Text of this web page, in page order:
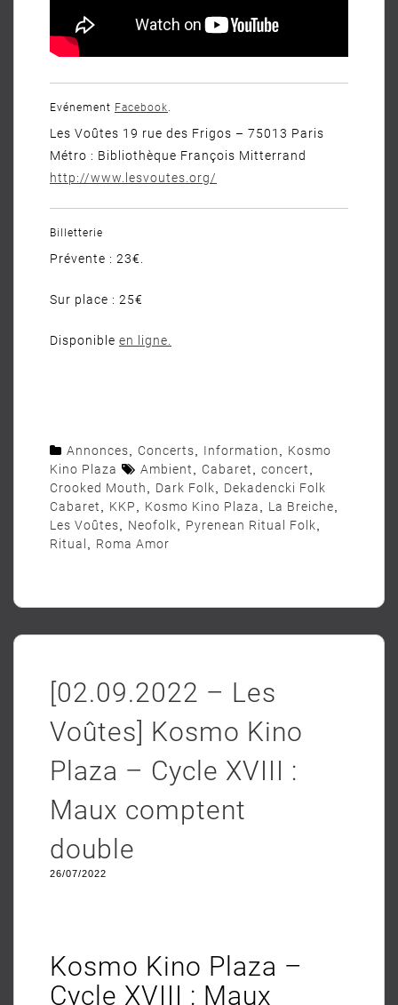
Evénement Facebook.
Les Voûtes 19 rue des Frigos – 75013 Paris
Métro : Bibliothèque François Mitterrand
http://www.lesvoutes.org/
Billetterie
Prévente : 23€.
Sur place : 25€
Disponible en ligne.
Annonces Concerts Information
Kosmo
Kino Plaza
Ambient Cabaret concert
Crooked Mouth
Dark Folk
Dekadencki Folk
Cabaret
KKP Kosmo Kino Plaza La Breiche
Les Voûtes
Neofolk Pyrenean Ritual Folk
Ritual
Roma Amor
[02.09.2022 – Les
Voûtes] Kosmo Kino
Plaza – Cycle XVIII :
Maux comptent
double
26/07/2022
Kosmo Kino Plaza –
Cycle XVIII : Maux